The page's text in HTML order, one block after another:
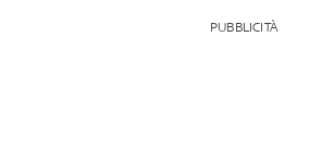
PUBBLICITÀ